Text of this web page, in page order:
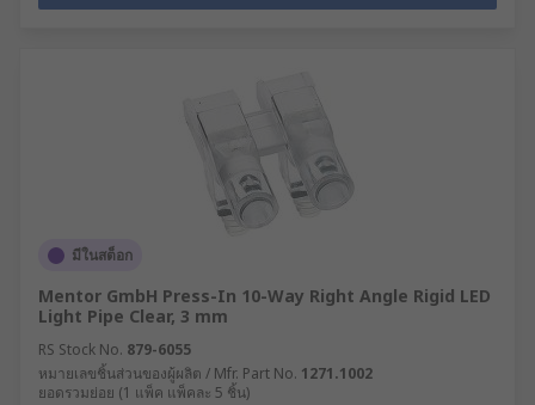
มีในสต็อก
Mentor GmbH Press-In 10-Way Right Angle Rigid LED
Light Pipe Clear, 3 mm
RS Stock No. 879-6055
หมายเลขชิ้นส่วนของผู้ผลิต / Mfr. Part No. 1271.1002
ยอดรวมย่อย (1 แพ็ค แพ็คละ 5 ชิ้น)